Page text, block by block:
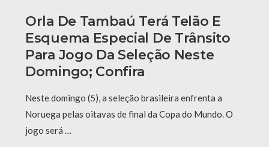
Orla De Tambaú Terá Telão E
Esquema Especial De Trânsito
Para Jogo Da Seleção Neste
Domingo; Confira
Neste domingo (5), a seleção brasileira enfrenta a
Noruega pelas oitavas de final da Copa do Mundo. O
jogo será …